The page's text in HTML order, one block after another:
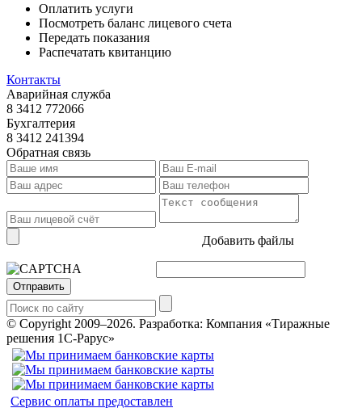
Оплатить услуги
Посмотреть баланс лицевого счета
Передать показания
Распечатать квитанцию
Контакты
Аварийная служба
8 3412 772066
Бухгалтерия
8 3412 241394
Обратная связь
Добавить файлы
Отправить
© Copyright 2009–2026. Разработка: Компания «Тиражные
решения 1С-Рарус»
Сервис оплаты предоставлен